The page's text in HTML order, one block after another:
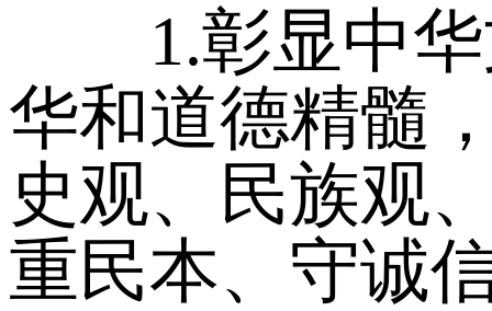
1.彰显中华
华和道德精髓
史观、民族观
重民本、守诚